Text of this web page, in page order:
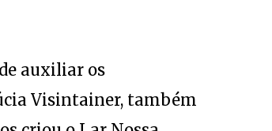
Visintainer, também
criou o Lar Nossa